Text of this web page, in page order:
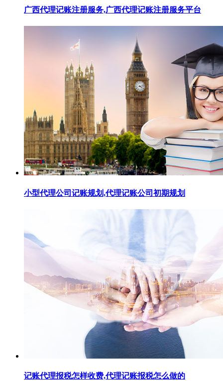
广西代理记账注册服务,广西代理记账注册服务平台
小型代理公司记账规划,代理记账公司初期规划
记账代理报税怎样收费,代理记账报税怎么做的